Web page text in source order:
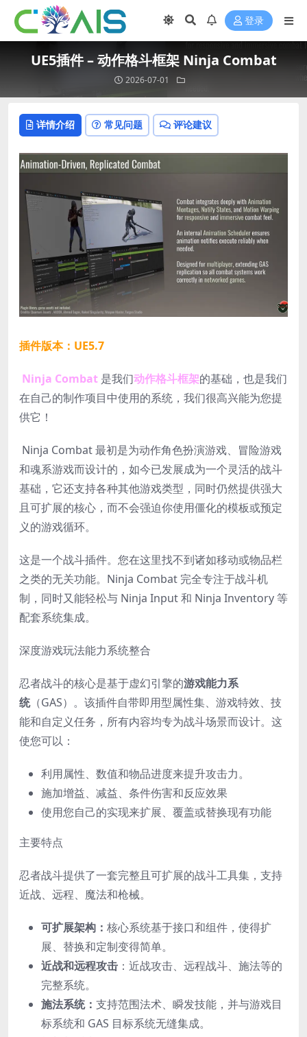
登录
UE5插件 – 动作格斗框架 Ninja Combat
2026-07-01
详情介绍 常见问题 评论建议
插件版本：UE5.7
Ninja Combat 是我们动作格斗框架的基础，也是我们
在自己的制作项目中使用的系统，我们很高兴能为您提
供它！
Ninja Combat 最初是为动作角色扮演游戏、冒险游戏
和魂系游戏而设计的，如今已发展成为一个灵活的战斗
基础，它还支持各种其他游戏类型，同时仍然提供强大
且可扩展的核心，而不会强迫你使用僵化的模板或预定
义的游戏循环。
这是一个战斗插件。您在这里找不到诸如移动或物品栏
之类的无关功能。Ninja Combat 完全专注于战斗机
制，同时又能轻松与 Ninja Input 和 Ninja Inventory 等
配套系统集成。
深度游戏玩法能力系统整合
忍者战斗的核心是基于虚幻引擎的游戏能力系
统（GAS）。该插件自带即用型属性集、游戏特效、技
能和自定义任务，所有内容均专为战斗场景而设计。这
使您可以：
利用属性、数值和物品进度来提升攻击力。
施加增益、减益、条件伤害和反应效果
使用您自己的实现来扩展、覆盖或替换现有功能
主要特点
忍者战斗提供了一套完整且可扩展的战斗工具集，支持
近战、远程、魔法和枪械。
可扩展架构： 核心系统基于接口和组件，使得扩
展、替换和定制变得简单。
近战和远程攻击 ：近战攻击、远程战斗、施法等的
完整系统。
施法系统： 支持范围法术、瞬发技能，并与游戏目
标系统和 GAS 目标系统无缝集成。